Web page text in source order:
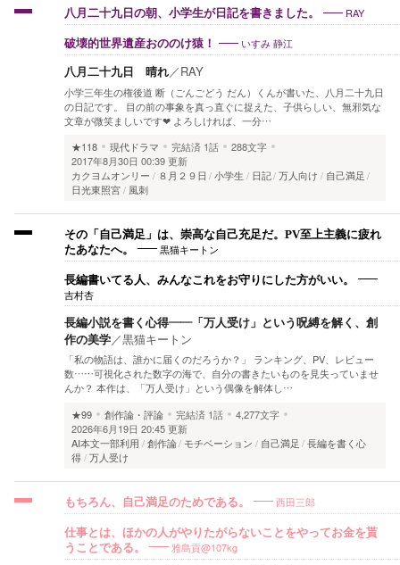
八月二十九日の朝、小学生が日記を書きました。 RAY
破壊的世界遺産おののけ猿！ いすみ 静江
八月二十九日 晴れ／RAY
小学三年生の権後道 断（ごんごどう だん）くんが書いた、八月二十九日
の日記です。 目の前の事象を真っ直ぐに捉えた、子供らしい、無邪気な
文章が微笑ましいです❤ よろしければ、一分…
★118
現代ドラマ 完結済 1話
288文字
2017年8月30日 00:39 更新
カクヨムオンリー
８月２９日 小学生 日記 万人向け
自己満足
日光東照宮
風刺
その「自己満足」は、崇高な自己充足だ。PV至上主義に疲れ
たあなたへ。
黒猫キートン
長編書いてる人、みんなこれをお守りにした方がいい。
吉村杏
長編小説を書く心得――「万人受け」という呪縛を解く、創
作の美学／黒猫キートン
​「私の物語は、誰かに届くのだろうか？」 ランキング、PV、レビュー
数……可視化された数字の海で、自分の書きたいものを見失っていませ
んか？ 本作は、「万人受け」という偶像を解体し…
★99
創作論・評論 完結済 1話
4,277文字
2026年6月19日 20:45 更新
AI本文一部利用
創作論 モチベーション 自己満足 長編を書く心
得 万人受け
もちろん、自己満足のためである。 西田三郎
仕事とは、ほかの人がやりたがらないことをやってお金を貰
うことである。
雅島貢@107kg